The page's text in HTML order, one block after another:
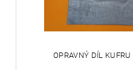
OPRAVNÝ DÍL